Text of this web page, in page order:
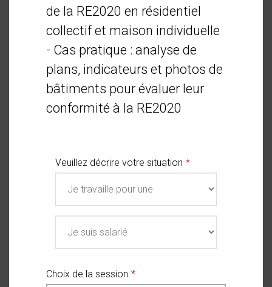
de la RE2020 en résidentiel
collectif et maison individuelle
- Cas pratique : analyse de
plans, indicateurs et photos de
bâtiments pour évaluer leur
conformité à la RE2020
Veuillez décrire votre situation
Choix de la session